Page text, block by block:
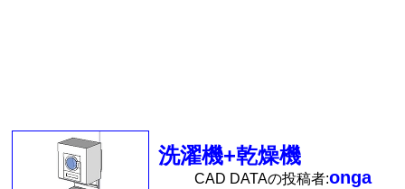
洗濯機+乾燥機
CAD DATAの投稿者:onga